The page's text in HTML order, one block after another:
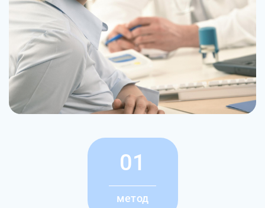
01
метод